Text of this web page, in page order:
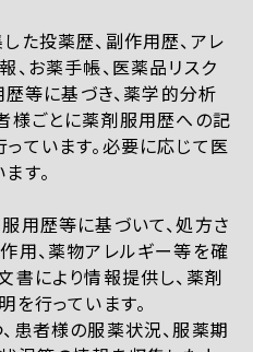
た投薬歴、副作用歴、アレ
、お薬手帳、医薬品リスク
歴等に基づき、薬学的分析
様ごとに薬剤服用歴への記
ています。必要に応じて医
す。
用歴等に基づいて、処方さ
用、薬物アレルギー等を確
書により情報提供し、薬剤
行っています。
患者様の服薬状況、服薬期